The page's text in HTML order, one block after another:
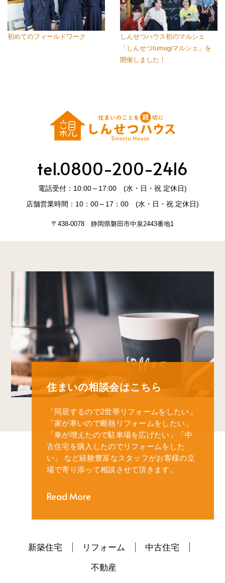
初めてのフィールドワーク
しんせつハウス初のマルシェ
「しんせつtumugiマルシェ」を
開催しました！
tel.0800-200-2416
電話受付：10:00～17:00 (水・日・祝 定休日)
店舗営業時間：10：00～17：00 (水・日・祝 定休日)
〒438-0078 静岡県磐田市中泉2443番地1
住まいの相談会はこちら
「同居するので2世帯リフォームをしたい」
「家が寒いので断熱リフォームをしたい」
「車が増えたので駐車場を広げたい」
「中
古住宅を購入したのでリフォームをした
い」
など経験豊富なスタッフがお客様の立
場で寄り添って相談させて頂きます。
Read More
新築住宅 リフォーム
中古住宅
不動産